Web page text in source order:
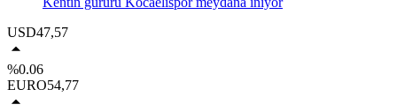
USD47,57
%0.06
EURO54,77